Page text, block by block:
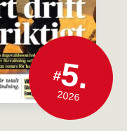
#5.
2026